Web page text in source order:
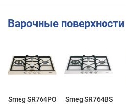
Варочные поверхности
Smeg SR764PO Smeg SR764BS